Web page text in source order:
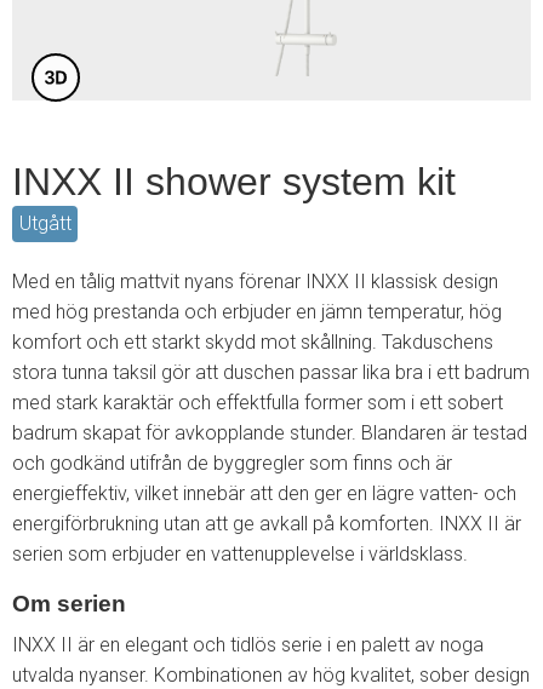
INXX II shower system kit
Utgått
Med en tålig mattvit nyans förenar INXX II klassisk design
med hög prestanda och erbjuder en jämn temperatur, hög
komfort och ett starkt skydd mot skållning. Takduschens
stora tunna taksil gör att duschen passar lika bra i ett badrum
med stark karaktär och effektfulla former som i ett sobert
badrum skapat för avkopplande stunder. Blandaren är testad
och godkänd utifrån de byggregler som finns och är
energieffektiv, vilket innebär att den ger en lägre vatten- och
energiförbrukning utan att ge avkall på komforten. INXX II är
serien som erbjuder en vattenupplevelse i världsklass.
Om serien
INXX II är en elegant och tidlös serie i en palett av noga
utvalda nyanser. Kombinationen av hög kvalitet, sober design